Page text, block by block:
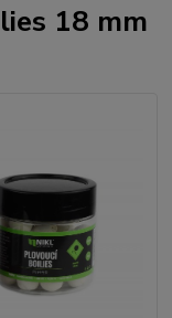
18 mm